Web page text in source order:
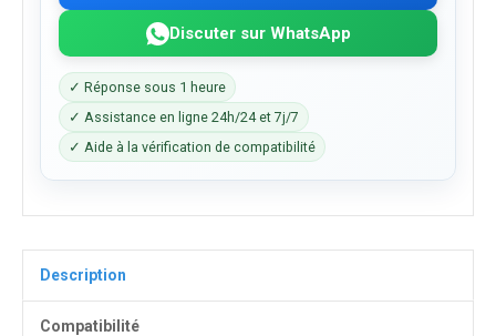
Discuter sur WhatsApp
✓ Réponse sous 1 heure
✓ Assistance en ligne 24h/24 et 7j/7
✓ Aide à la vérification de compatibilité
Description
Compatibilité